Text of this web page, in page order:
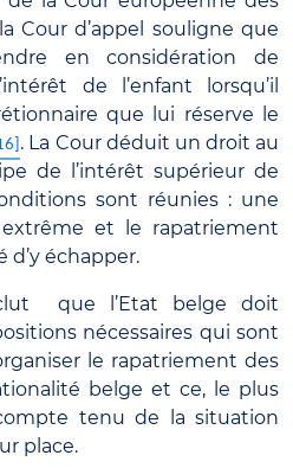
Cour d’appel souligne que
en considération de
de l’enfant lorsqu’il
que lui réserve le
. La Cour déduit un droit au
de l’intérêt supérieur de
sont réunies : une
et le rapatriement
échapper.
que l’Etat belge doit
nécessaires qui sont
le rapatriement des
belge et ce, le plus
tenu de la situation
place.